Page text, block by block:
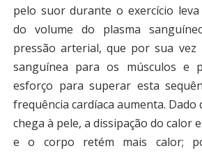
pelo suor durante o exercício
do volume do plasma
pressão arterial, que por sua vez
sanguínea para os músculos e
esforço para superar esta
frequência cardíaca aumenta. Dado
chega à pele, a dissipação do calor
e o corpo retém mais calor;